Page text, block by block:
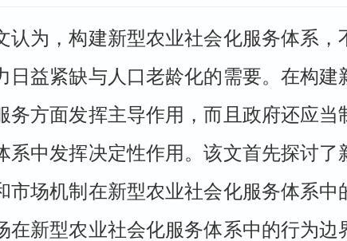
认为，构建新型农业社会化服务体系
日益紧缺与人口老龄化的需要。在构建
务方面发挥主导作用，而且政府还应当
系中发挥决定性作用。该文首先探讨了
市场机制在新型农业社会化服务体系中
在新型农业社会化服务体系中的行为